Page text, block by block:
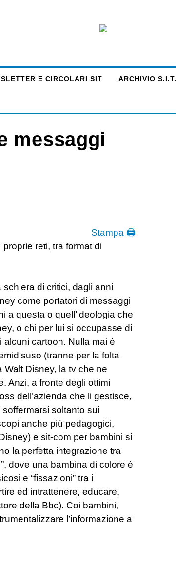
E CIRCOLARI SIT ARCHIVIO S.I.T.
messaggi
Stampa 🖨
reti, tra format di
schiera di critici, dagli anni
come portatori di messaggi
a questa o quell’ideologia che
o chi per lui si occupasse di
cartoon. Nulla mai è
(tranne per la folta
Disney, la tv che ne
Anzi, a fronte degli ottimi
dell’azienda che li gestisce,
soltanto sui
anche più pedagogici,
e sit-com per bambini si
la perfetta integrazione tra
dove una bambina di colore è
e “fissazioni” tra i
ed intrattenere, educare,
della Bbc). Coi bambini,
l’informazione a